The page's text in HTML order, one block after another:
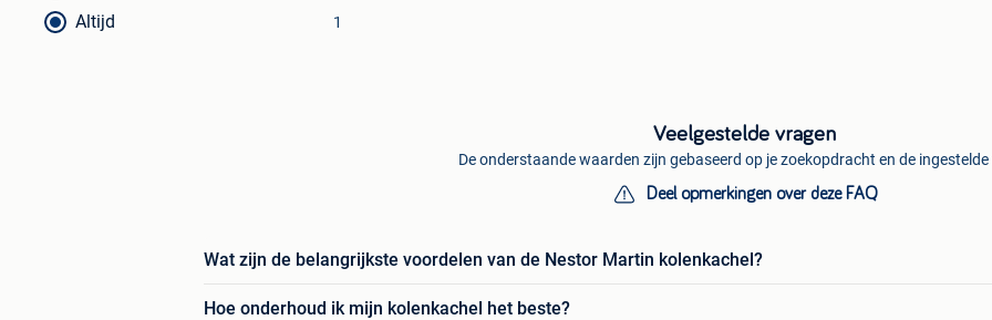
Altijd 1
Veelgestelde vragen
De onderstaande waarden zijn gebaseerd op je zoekopdracht en de
Deel opmerkingen over deze FAQ
Wat zijn de belangrijkste voordelen van de Nestor Martin kolenkachel?
Hoe onderhoud ik mijn kolenkachel het beste?